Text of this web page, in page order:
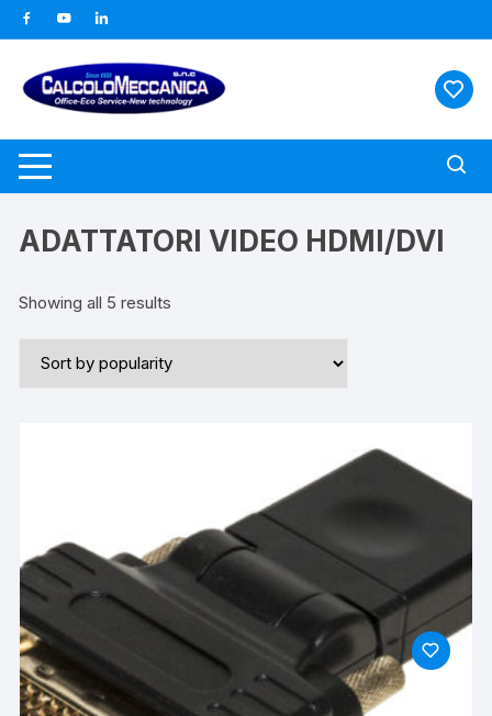
al
contenuto
ADATTATORI VIDEO HDMI/DVI
Showing all 5 results